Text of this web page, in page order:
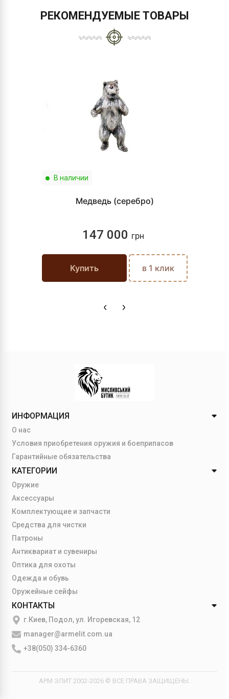
РЕКОМЕНДУЕМЫЕ ТОВАРЫ
В наличии
Медведь (серебро)
147 000 грн
Купить в 1 клик
ИНФОРМАЦИЯ
О нас
Условия приобретения оружия и боеприпасов
Гарантийные обязательства
КАТЕГОРИИ
Оружие
Аксессуары
Комплектующие и запчасти
Средства для чистки
Патроны
Антиквариат и сувениры
Оптика для охоты
Одежда и обувь
Оружейные сейфы
КОНТАКТЫ
г.Киев, Подол, ул. Игоревская, 12
manager@armelit.com.ua
+38(050) 334-6360
АРМ ЭЛИТ 2002-2026 © ВСЕ ПРАВА ЗАЩИЩЕНЫ.